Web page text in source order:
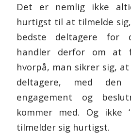
Det er nemlig ikke
hurtigst til at tilmelde
bedste deltagere for
handler derfor om at
hvorpå, man sikrer sig, at
deltagere, med den
engagement og
kommer med. Og ikke
tilmelder sig hurtigst.